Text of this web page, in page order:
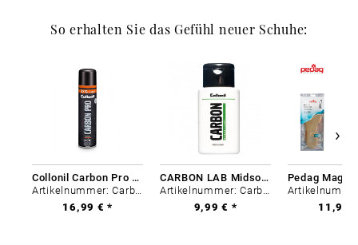
So erhalten Sie das Gefühl neuer Schuhe:
Collonil Carbon Pro 400 ml
16,99 € *
CARBON LAB Midsole Cleaner
9,99 € *
11,99